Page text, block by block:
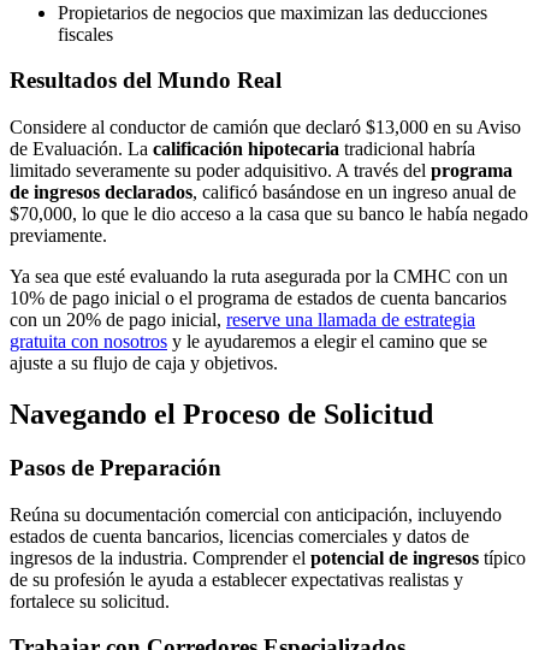
Propietarios de negocios que maximizan las deducciones
fiscales
Resultados del Mundo Real
Considere al conductor de camión que declaró $13,000 en su Aviso
de Evaluación. La calificación hipotecaria tradicional habría
limitado severamente su poder adquisitivo. A través del programa
de ingresos declarados, calificó basándose en un ingreso anual de
$70,000, lo que le dio acceso a la casa que su banco le había negado
previamente.
Ya sea que esté evaluando la ruta asegurada por la CMHC con un
10% de pago inicial o el programa de estados de cuenta bancarios
con un 20% de pago inicial, reserve una llamada de estrategia
gratuita con nosotros y le ayudaremos a elegir el camino que se
ajuste a su flujo de caja y objetivos.
Navegando el Proceso de Solicitud
Pasos de Preparación
Reúna su documentación comercial con anticipación, incluyendo
estados de cuenta bancarios, licencias comerciales y datos de
ingresos de la industria. Comprender el potencial de ingresos típico
de su profesión le ayuda a establecer expectativas realistas y
fortalece su solicitud.